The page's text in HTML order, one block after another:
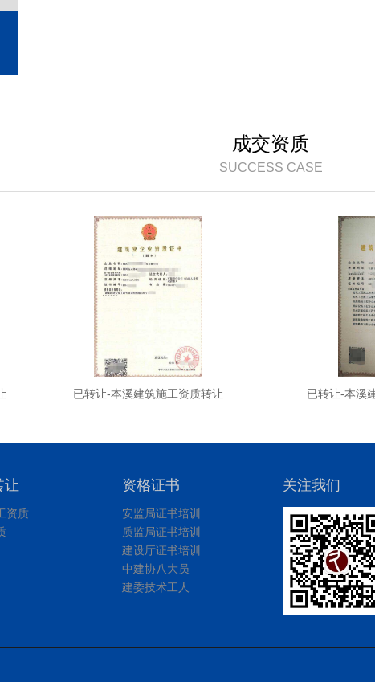
成交资质
SUCCESS CASE
已转让-本溪建筑施工资质转让 已转让-本溪
让
资质
资格证书
安监局证书培训
质监局证书培训
建设厅证书培训
中建协八大员
建委技术工人
关注我们